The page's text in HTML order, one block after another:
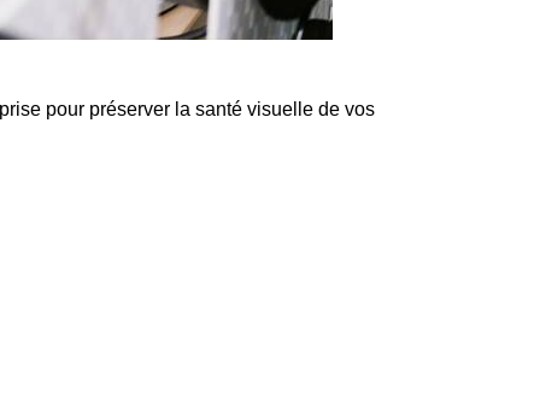
pour préserver la santé visuelle de vos